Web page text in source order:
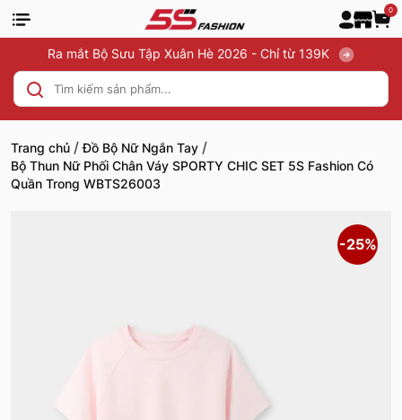
0
Ra mắt Bộ Sưu Tập Xuân Hè 2026 - Chỉ từ 139K
Trang chủ / Đồ Bộ Nữ Ngắn Tay /
Bộ Thun Nữ Phối Chân Váy SPORTY CHIC SET 5S Fashion Có
Quần Trong WBTS26003
-25%